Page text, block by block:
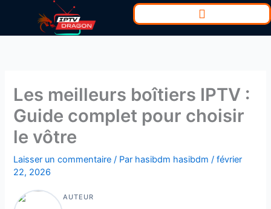
contenu
Les meilleurs boîtiers IPTV :
Guide complet pour choisir
le vôtre
Laisser un commentaire / Par hasibdm hasibdm/février
22, 2026
AUTEUR